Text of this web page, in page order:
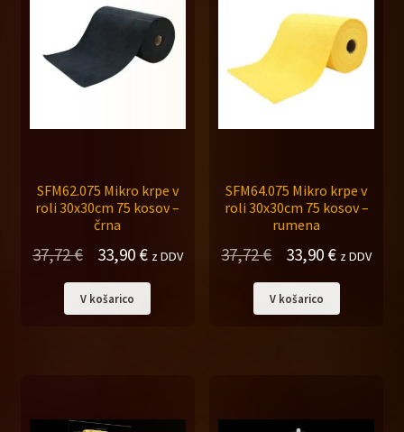
SFM62.075 Mikro krpe v
roli 30x30cm 75 kosov –
črna
37,72€
Izvirna
cena
je
33,90€Trenutna
cena
je:
z DDV
V košarico
SFM64.075 Mikro krpe v
roli 30x30cm 75 kosov –
rumena
37,72€
Izvirna
cena
je
33,90 €Trenutna
cena
je:
z DDV
V košarico